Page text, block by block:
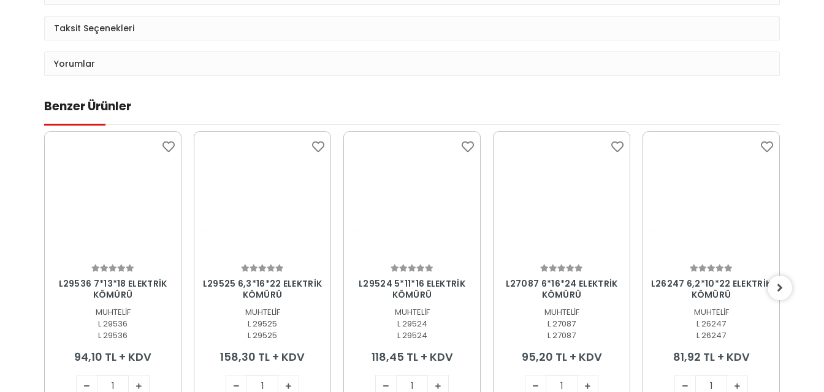
Taksit Seçenekleri
Yorumlar
Benzer Ürünler
L29536 7*13*18 ELEKTRİK
KÖMÜRÜ
MUHTELİF
L 29536
L 29536
94,10 TL + KDV
L29525 6,3*16*22 ELEKTRİK
KÖMÜRÜ
MUHTELİF
L 29525
L 29525
158,30 TL + KDV
L29524 5*11*16 ELEKTRİK
KÖMÜRÜ
MUHTELİF
L 29524
L 29524
118,45 TL + KDV
L27087 6*16*24 ELEKTRİK
KÖMÜRÜ
MUHTELİF
L 27087
L 27087
95,20 TL + KDV
L26247 6,2*10*22 ELEKTRİK
KÖMÜRÜ
MUHTELİF
L 26247
L 26247
81,92 TL + KDV